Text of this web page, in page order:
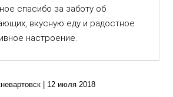
спасибо за заботу об
вкусную еду и радостное
настроение.
| 12 июля 2018